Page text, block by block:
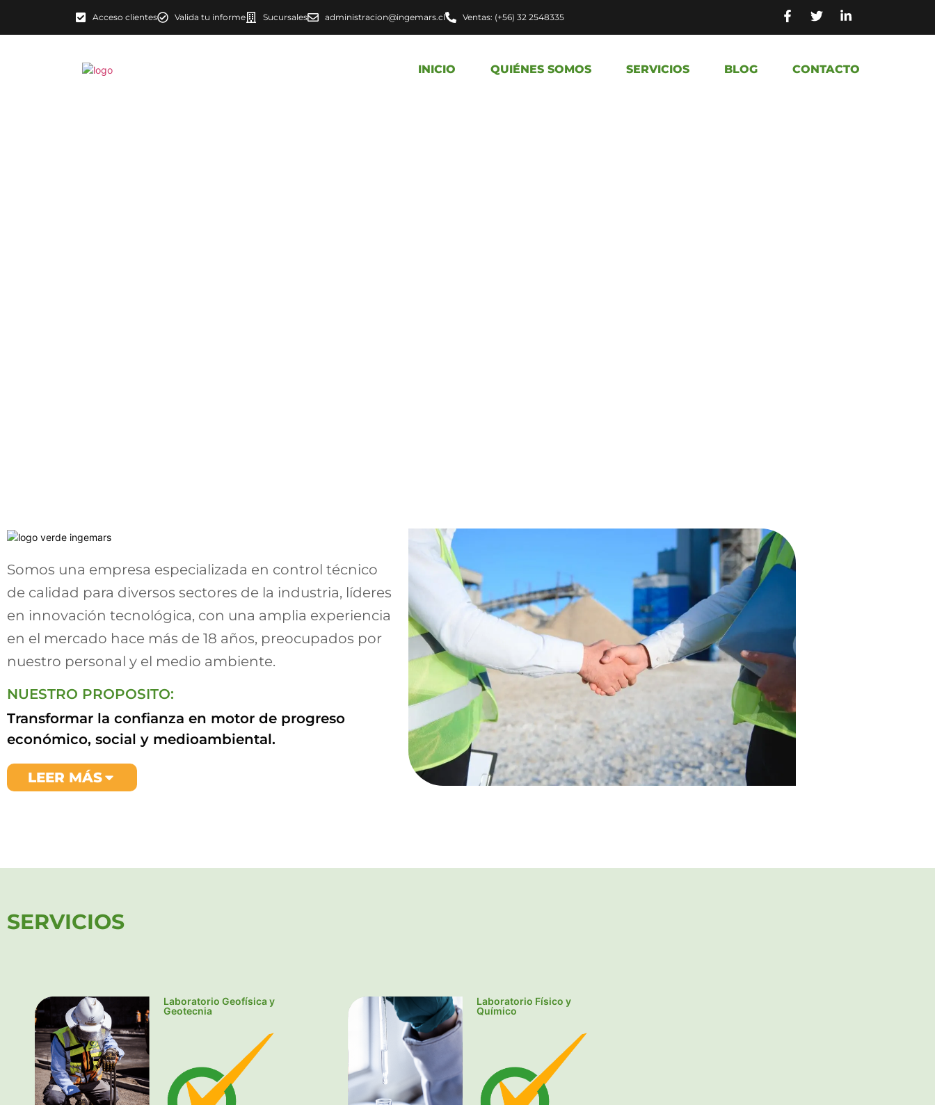
Acceso clientes Valida tu informe Sucursales administracion@ingemars.cl Ventas: (+56) 32 2548335
INICIO QUIÉNES SOMOS SERVICIOS BLOG CONTACTO
En la vanguardia del control de
calidad para diferentes
industrias
CONÓCENOS
Somos una empresa especializada en control técnico
de calidad para diversos sectores de la industria, líderes
en innovación tecnológica, con una amplia experiencia
en el mercado hace más de 18 años, preocupados por
nuestro personal y el medio ambiente.
NUESTRO PROPOSITO:
Transformar la confianza en motor de progreso
económico, social y medioambiental.
LEER MÁS
SERVICIOS
Laboratorio Geofísica y
Geotecnia
Laboratorio Físico y
Químico